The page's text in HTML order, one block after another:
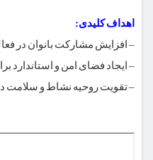
اهداف کلیدی:
– افزایش مشارکت بانوان در
– ایجاد فضای امن و استاندارد
– تقویت روحیه نشاط و سلامت